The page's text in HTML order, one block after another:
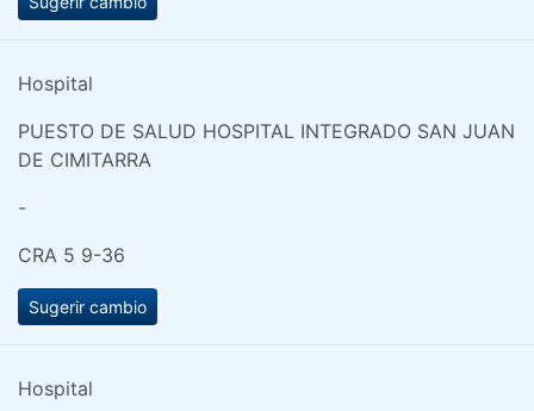
Hospital
PUESTO DE SALUD HOSPITAL INTEGRADO SAN JUAN
DE CIMITARRA
-
CRA 5 9-36
Sugerir cambio
Hospital